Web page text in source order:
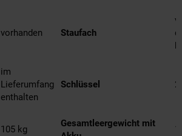
vorhanden Staufach
im
Lieferumfang
enthalten
Schlüssel
105 kg
Gesamtleergewicht mit